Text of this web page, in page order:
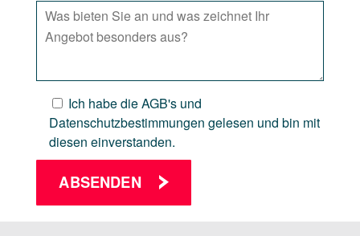
Ich habe dieAGB'sund
Datenschutzbestimmungen gelesen und bin mit
diesen einverstanden.
ABSENDEN